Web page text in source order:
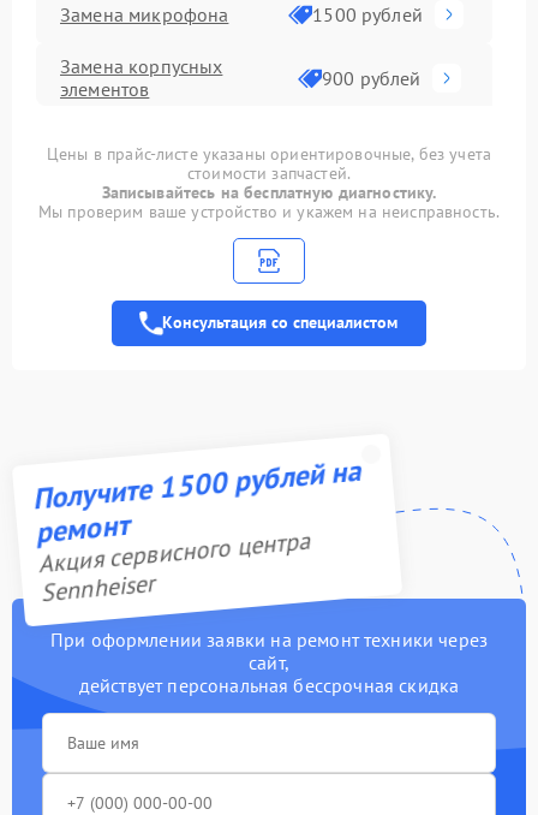
Замена микрофона 1500 рублей
Замена корпусных
элементов
900 рублей
попадания влаги
1492 рублей
Прошивка 1000 рублей
Ремонт динамика 1100 рублей
Цены в прайс-листе указаны ориентировочные, без учета
стоимости запчастей.
Записывайтесь на бесплатную диагностику.
Мы проверим ваше устройство и укажем на неисправность.
Консультация со специалистом
Получите 1500 рублей на
ремонт
Акция сервисного центра
Sennheiser
При оформлении заявки на ремонт техники через
сайт,
действует персональная бессрочная скидка